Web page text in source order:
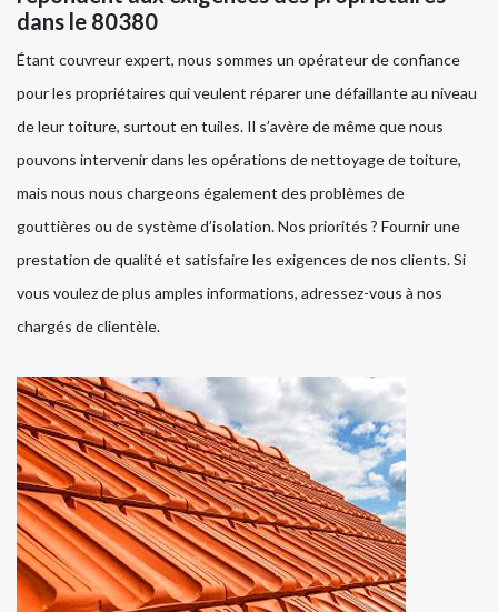
dans le 80380
Étant couvreur expert, nous sommes un opérateur de confiance
pour les propriétaires qui veulent réparer une défaillante au niveau
de leur toiture, surtout en tuiles. Il s’avère de même que nous
pouvons intervenir dans les opérations de nettoyage de toiture,
mais nous nous chargeons également des problèmes de
gouttières ou de système d’isolation. Nos priorités ? Fournir une
prestation de qualité et satisfaire les exigences de nos clients. Si
vous voulez de plus amples informations, adressez-vous à nos
chargés de clientèle.